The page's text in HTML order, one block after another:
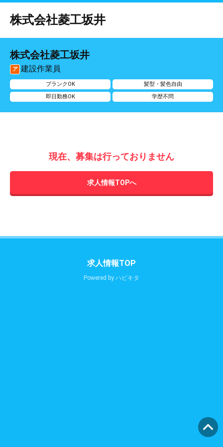
株式会社菱工坂井
株式会社菱工坂井
ア 建設作業員
ブランクOK
髪型・髪色自由
即日勤務OK
学歴不問
現在、募集は行っておりません
求人情報TOPへ
求人情報TOP
Powered by ハピキタ